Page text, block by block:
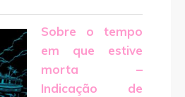
Sobre o tempo
em que estive
morta –
Indicação de